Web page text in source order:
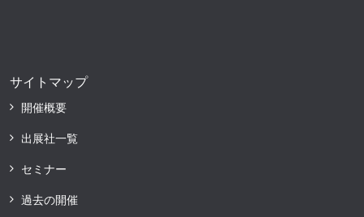
サイトマップ
開催概要
出展社一覧
セミナー
過去の開催